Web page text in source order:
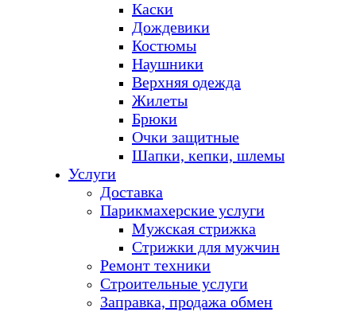
Каски
Дождевики
Костюмы
Наушники
Верхняя одежда
Жилеты
Брюки
Очки защитные
Шапки, кепки, шлемы
Услуги
Доставка
Парикмахерские услуги
Мужская стрижка
Стрижки для мужчин
Ремонт техники
Строительные услуги
Заправка, продажа обмен